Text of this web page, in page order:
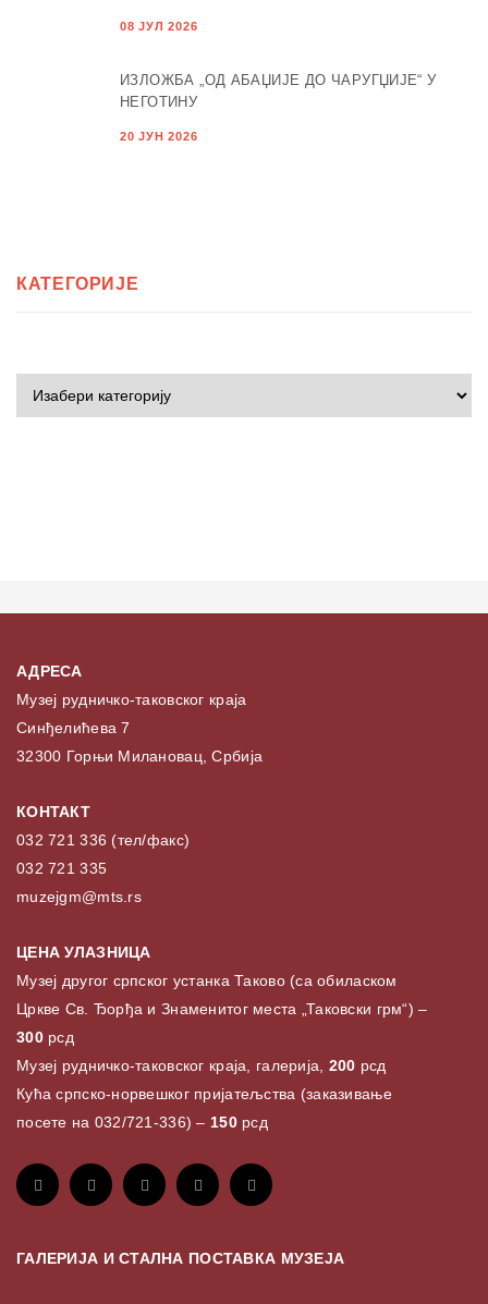
08 ЈУЛ 2026
ИЗЛОЖБА „ОД АБАЏИЈЕ ДО ЧАРУГЏИЈЕ“ У
НЕГОТИНУ
20 ЈУН 2026
КАТЕГОРИЈЕ
АДРЕСА
Музеј рудничко-таковског краја
Синђелићева 7
32300 Горњи Милановац, Србија
КОНТАКТ
032 721 336 (тел/факс)
032 721 335
muzejgm@mts.rs
ЦЕНА УЛАЗНИЦА
Музеј другог српског устанка Таково (са обиласком
Цркве Св. Ђорђа и Знаменитог места „Таковски грм“) –
300рсд
Музеј рудничко-таковског краја, галерија, 200 рсд
Кућа српско-норвешког пријатељства (заказивање
посете на 032/721-336) – 150рсд
ГАЛЕРИЈА И СТАЛНА ПОСТАВКА МУЗЕЈА